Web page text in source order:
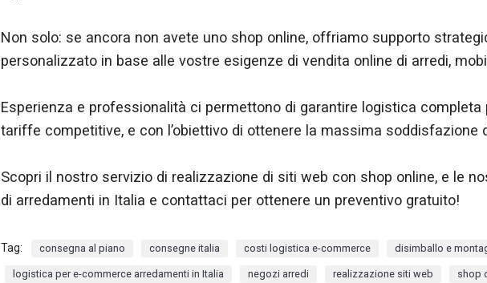
Non solo: se ancora non avete uno shop online, offriamo supporto
personalizzato in base alle vostre esigenze di vendita online di arredi,
Esperienza e professionalità ci permettono di garantire logistica
tariffe competitive, e con l’obiettivo di ottenere la massima soddisfazione
Scopri il nostro servizio di realizzazione di siti web con shop online, e le
di arredamenti in Italia e contattaci per ottenere un preventivo gratuito!
Tag: consegna al piano consegne italia costi logistica e-commerce disimballo e
logistica per e-commerce arredamenti in Italia negozi arredi realizzazione siti web shop